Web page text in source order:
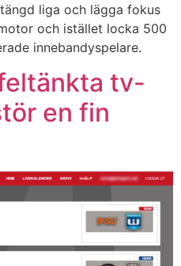
liga och lägga fokus
och istället locka 500
innebandyspelare.
tv-
en fin